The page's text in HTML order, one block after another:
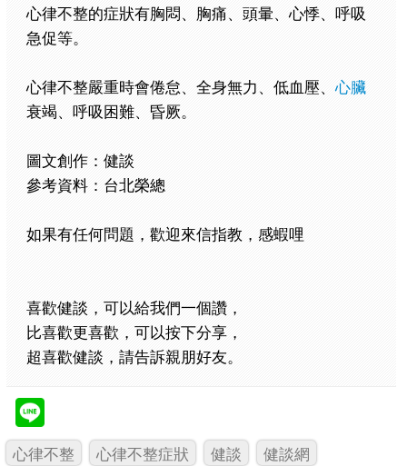
心律不整的症狀有胸悶、胸痛、頭暈、心悸、呼吸
急促等。
心律不整嚴重時會倦怠、全身無力、低血壓、心臟
衰竭、呼吸困難、昏厥。
圖文創作：健談
參考資料：台北榮總
如果有任何問題，歡迎來信指教，感蝦哩
喜歡健談，可以給我們一個讚，
比喜歡更喜歡，可以按下分享，
超喜歡健談，請告訴親朋好友。
心律不整 心律不整症狀 健談 健談網